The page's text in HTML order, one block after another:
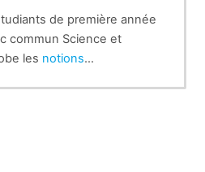
de première année
commun Science et
les notions